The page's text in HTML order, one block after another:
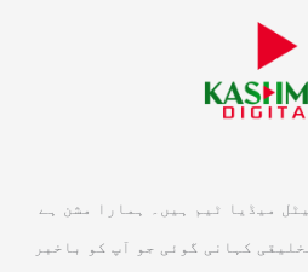
میڈیا ٹیم ہیں۔ ہمارا مشن ہے
کہانی گوئی جو آپ کو باخبر